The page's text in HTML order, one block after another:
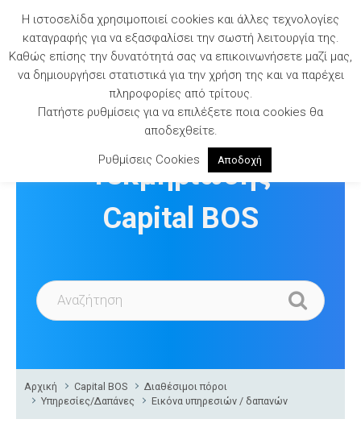
content
Βιβλιοθήκη
Τεκμηρίωσης
Capital BOS
Αρχική Capital BOS
Διαθέσιμοι πόροι
Υπηρεσίες/Δαπάνες
Εικόνα υπηρεσιών / δαπανών
Η ιστοσελίδα χρησιμοποιεί cookies και άλλες τεχνολογίες
καταγραφής για να εξασφαλίσει την σωστή λειτουργία της.
Καθώς επίσης την δυνατότητά σας να επικοινωνήσετε μαζί μας,
να δημιουργήσει στατιστικά για την χρήση της και να παρέχει
πληροφορίες από τρίτους.
Πατήστε ρυθμίσεις για να επιλέξετε ποια cookies θα
αποδεχθείτε.
Ρυθμίσεις Cookies
Αποδοχή